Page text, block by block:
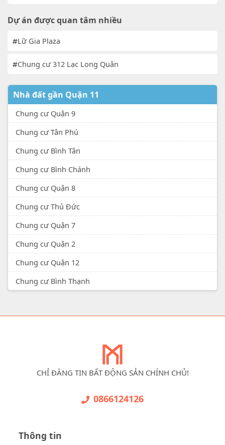
Dự án được quan tâm nhiều
Lữ Gia Plaza
Chung cư 312 Lạc Long Quân
Nhà đất gần Quận 11
Chung cư Quận 9
Chung cư Tân Phú
Chung cư Bình Tân
Chung cư Bình Chánh
Chung cư Quận 8
Chung cư Thủ Đức
Chung cư Quận 7
Chung cư Quận 2
Chung cư Quận 12
Chung cư Bình Thạnh
CHỈ ĐĂNG TIN BẤT ĐỘNG SẢN CHÍNH CHỦ!
0866124126
Thông tin